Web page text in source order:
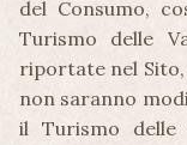
del Consumo,
Turismo delle
riportate nel
non saranno
il Turismo delle